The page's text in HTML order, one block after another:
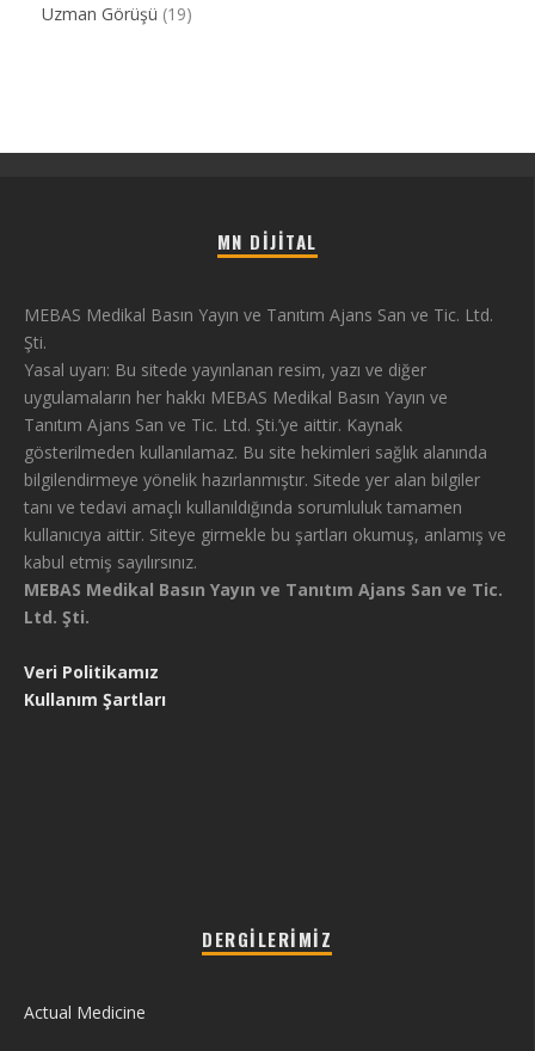
Uzman Görüşü (19)
MN DIJITAL
MEBAS Medikal Basın Yayın ve Tanıtım Ajans San ve Tic. Ltd.
Şti.
Yasal uyarı: Bu sitede yayınlanan resim, yazı ve diğer
uygulamaların her hakkı MEBAS Medikal Basın Yayın ve
Tanıtım Ajans San ve Tic. Ltd. Şti.’ye aittir. Kaynak
gösterilmeden kullanılamaz. Bu site hekimleri sağlık alanında
bilgilendirmeye yönelik hazırlanmıştır. Sitede yer alan bilgiler
tanı ve tedavi amaçlı kullanıldığında sorumluluk tamamen
kullanıcıya aittir. Siteye girmekle bu şartları okumuş, anlamış ve
kabul etmiş sayılırsınız.
MEBAS Medikal Basın Yayın ve Tanıtım Ajans San ve Tic.
Ltd. Şti.
Veri Politikamız
Kullanım Şartları
DERGILERIMIZ
Actual Medicine